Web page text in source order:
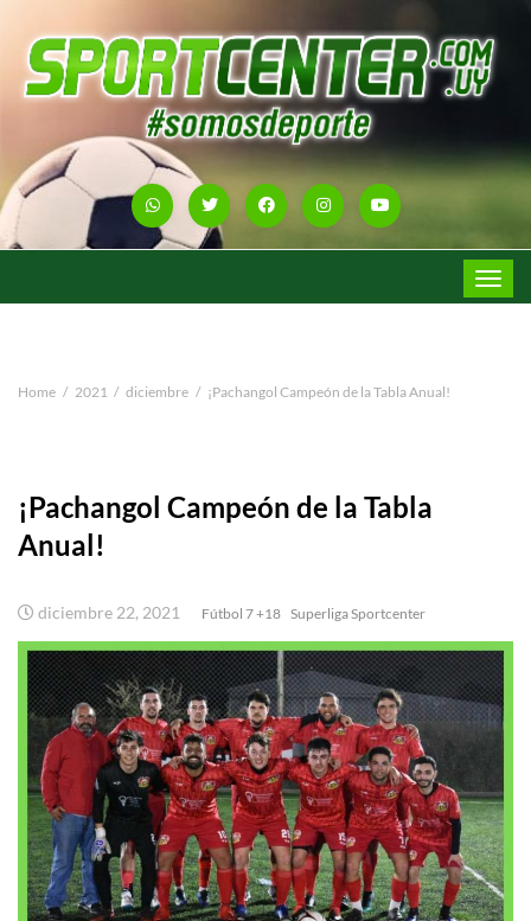
Toggle
Home 2021 diciembre ¡Pachangol Campeón de la Tabla Anual!
¡Pachangol Campeón de la Tabla
Anual!
diciembre 22, 2021 Fútbol 7 +18 Superliga Sportcenter